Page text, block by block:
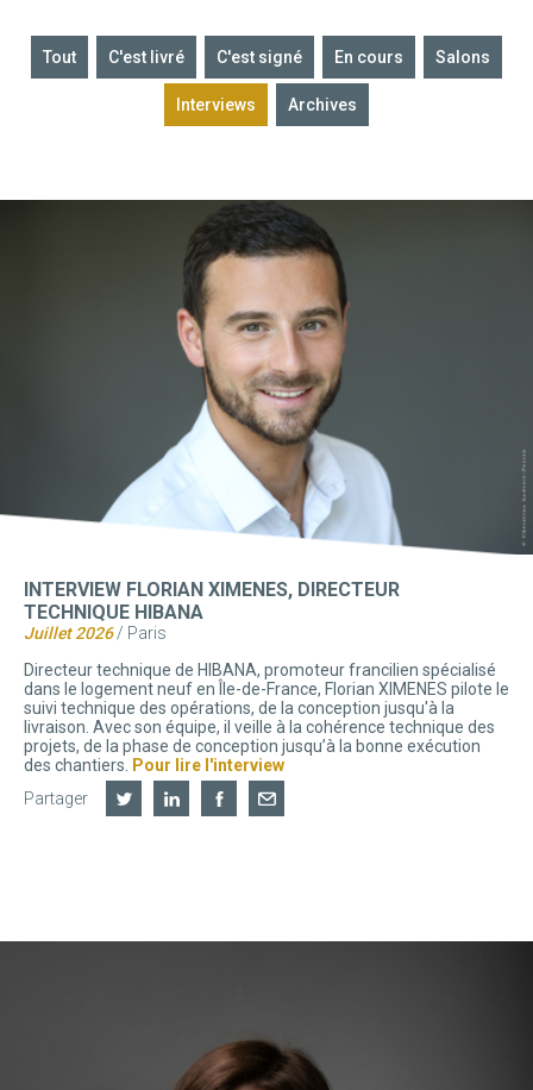
Tout C'est livré C'est signé En cours Salons
Interviews Archives
INTERVIEW FLORIAN XIMENES, DIRECTEUR
TECHNIQUE HIBANA
Juillet 2026/ Paris
Directeur technique de HIBANA, promoteur francilien spécialisé
dans le logement neuf en Île-de-France, Florian XIMENES pilote le
suivi technique des opérations, de la conception jusqu'à la
livraison. Avec son équipe, il veille à la cohérence technique des
projets, de la phase de conception jusqu’à la bonne exécution
des chantiers. Pour lire l'interview
Partager